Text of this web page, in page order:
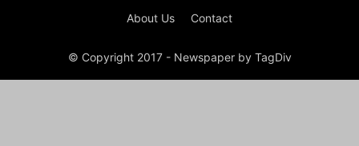
About Us Contact
© Copyright 2017 - Newspaper by TagDiv